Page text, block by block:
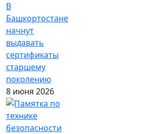
В
Башкортостане
начнут
выдавать
сертификаты
старшему
поколению
8 июня 2026